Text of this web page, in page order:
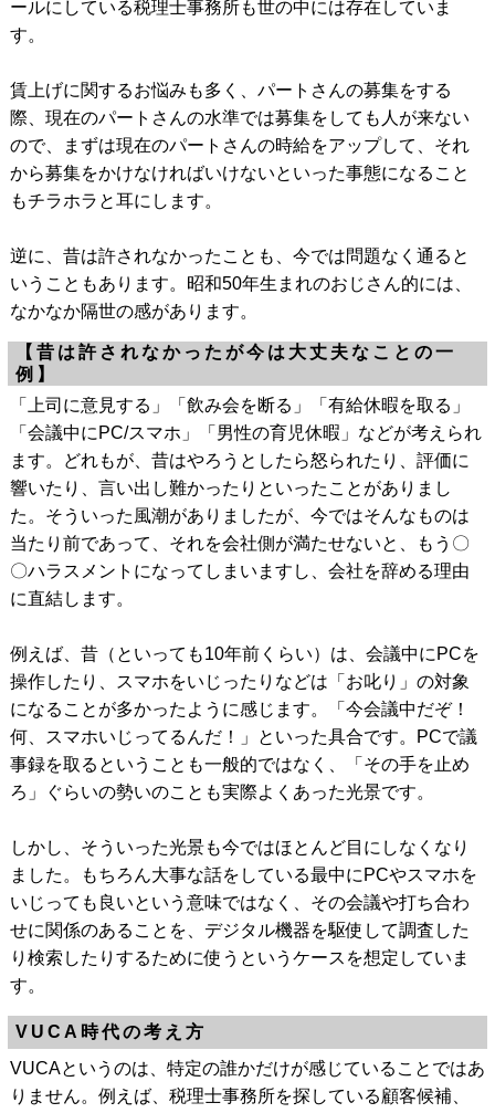
ールにしている税理士事務所も世の中には存在していま
す。
賃上げに関するお悩みも多く、パートさんの募集をする
際、現在のパートさんの水準では募集をしても人が来ない
ので、まずは現在のパートさんの時給をアップして、それ
から募集をかけなければいけないといった事態になること
もチラホラと耳にします。
逆に、昔は許されなかったことも、今では問題なく通ると
いうこともあります。昭和50年生まれのおじさん的には、
なかなか隔世の感があります。
【昔は許されなかったが今は大丈夫なことの一
例】
「上司に意見する」「飲み会を断る」「有給休暇を取る」
「会議中にPC/スマホ」「男性の育児休暇」などが考えられ
ます。どれもが、昔はやろうとしたら怒られたり、評価に
響いたり、言い出し難かったりといったことがありまし
た。そういった風潮がありましたが、今ではそんなものは
当たり前であって、それを会社側が満たせないと、もう〇
〇ハラスメントになってしまいますし、会社を辞める理由
に直結します。
例えば、昔（といっても10年前くらい）は、会議中にPCを
操作したり、スマホをいじったりなどは「お叱り」の対象
になることが多かったように感じます。「今会議中だぞ！
何、スマホいじってるんだ！」といった具合です。PCで議
事録を取るということも一般的ではなく、「その手を止め
ろ」ぐらいの勢いのことも実際よくあった光景です。
しかし、そういった光景も今ではほとんど目にしなくなり
ました。もちろん大事な話をしている最中にPCやスマホを
いじっても良いという意味ではなく、その会議や打ち合わ
せに関係のあることを、デジタル機器を駆使して調査した
り検索したりするために使うというケースを想定していま
す。
VUCA時代の考え方
VUCAというのは、特定の誰かだけが感じていることではあ
りません。例えば、税理士事務所を探している顧客候補、